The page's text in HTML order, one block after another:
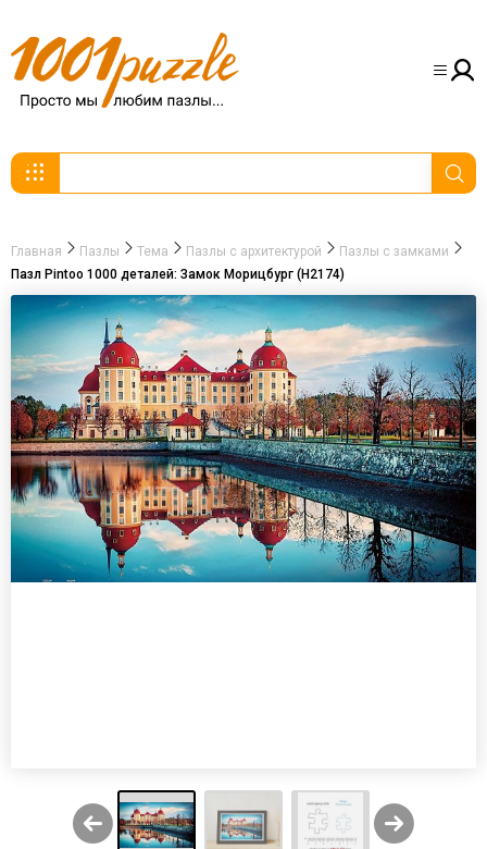
Главная Пазлы Тема Пазлы с архитектурой
Пазлы с замками
Пазл Pintoo 1000 деталей: Замок Морицбург (Н2174)